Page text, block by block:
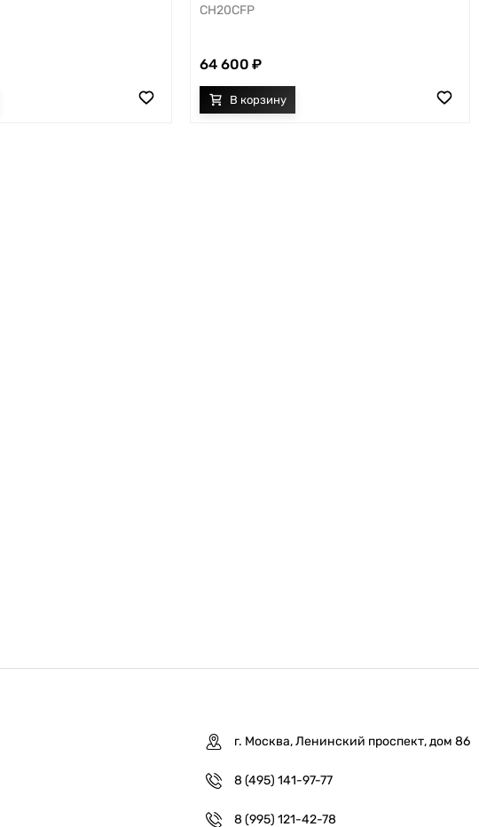
CH20CFP
64 600
г. Москва, Ленинский проспект, дом 86
8 (495) 141-97-77
8 (995) 121-42-78